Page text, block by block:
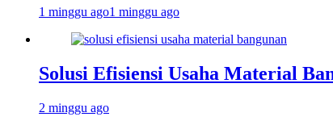
1 minggu ago1 minggu ago
Solusi Efisiensi Usaha Material
2 minggu ago